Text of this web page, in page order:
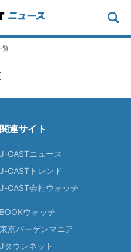
覧
関連サイト
J-CASTニュース
J-CASTトレンド
J-CAST会社ウォッチ
BOOKウォッチ
東京バーゲンマニア
Jタウンネット